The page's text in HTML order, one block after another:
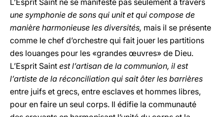
L’Esprit Saint ne se manifeste pas seulement à travers
une symphonie de sons qui unit et qui compose de
manière harmonieuse les diversités, mais il se présente
comme le chef d’orchestre qui fait jouer les partitions
des louanges pour les «grandes œuvres» de Dieu.
L’Esprit Saint est l’artisan de la communion, il est
l’artiste de la réconciliation qui sait ôter les barrières
entre juifs et grecs, entre esclaves et hommes libres,
pour en faire un seul corps. Il édifie la communauté